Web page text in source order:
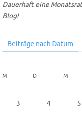
Dauerhaft eine
Blog!
Beiträge nach Datum
M D M
3
4 5